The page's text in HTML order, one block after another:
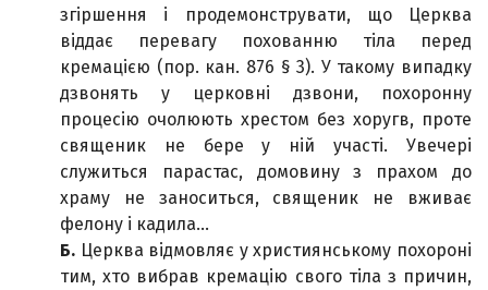
згіршення і продемонструвати, що Церква
віддає перевагу похованню тіла перед
кремацією (пор. кан. 876 § 3). У такому випадку
дзвонять у церковні дзвони, похоронну
процесію очолюють хрестом без хоругв, проте
священик не бере у ній участі. Увечері
служиться парастас, домовину з прахом до
храму не заноситься, священик не вживає
фелону і кадила…
Б. Церква відмовляє у християнському похороні
тим, хто вибрав кремацію свого тіла з причин,